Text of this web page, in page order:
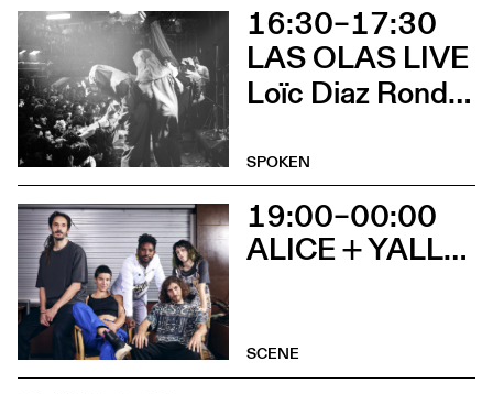
16:30–17:30
LAS OLAS LIVE
Loïc Diaz Ronda et Irene Bailo Carramiñana
SPOKEN
19:00–00:00
ALICE + YALLA MIKU + DJ SET
SCENE